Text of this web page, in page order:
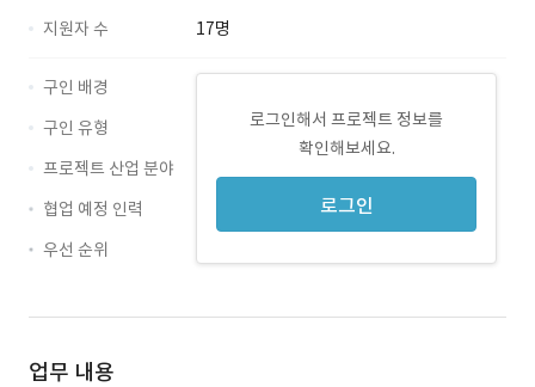
지원자 수
17명
로그인해서 프로젝트 정보를
확인해보세요.
로그인
구인 배경
구인 유형
프로젝트 산업 분야
협업 예정 인력
우선 순위
업무 내용